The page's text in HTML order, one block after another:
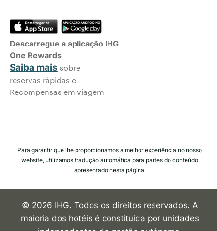
Descarregue a aplicação IHG
One Rewards
Saiba mais sobre
reservas rápidas e
Recompensas em viagem
Para garantir que lhe proporcionamos a melhor experiência no nosso
website, utilizamos tradução automática para partes do conteúdo
apresentado nesta página.
© 2026 IHG. Todos os direitos reservados. A
maioria dos hotéis é constituída por unidades